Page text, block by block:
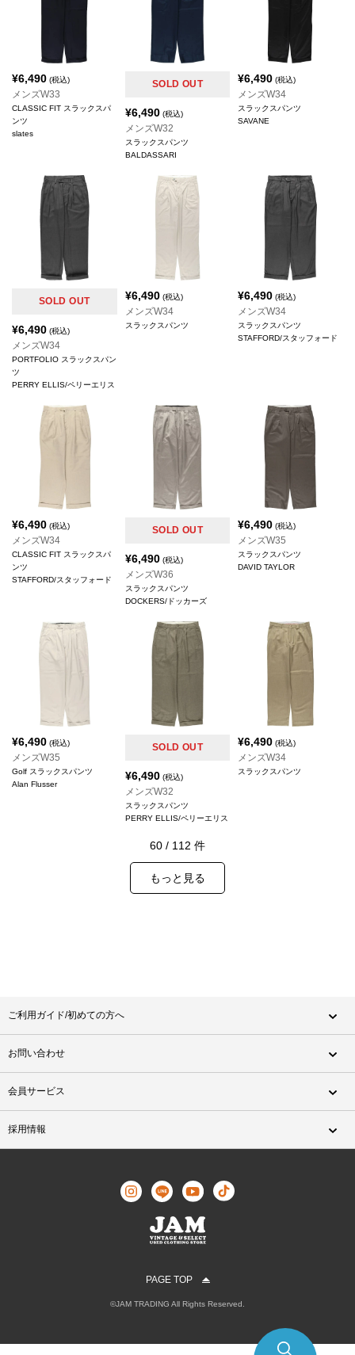
¥6,490 (税込)
メンズW33
CLASSIC FIT スラックスパ
ンツ
slates
SOLD OUT
¥6,490(税込)
メンズW32
スラックスパンツ
BALDASSARI
¥6,490 (税込)
メンズW34
スラックスパンツ
SAVANE
SOLD OUT
¥6,490 (税込)
メンズW34
PORTFOLIO スラックスパン
ツ
PERRY ELLIS/ペリーエリス
¥6,490(税込)
メンズW34
スラックスパンツ
¥6,490 (税込)
メンズW34
スラックスパンツ
STAFFORD/スタッフォード
¥6,490 (税込)
メンズW34
CLASSIC FIT スラックスパ
ンツ
STAFFORD/スタッフォード
SOLD OUT
¥6,490(税込)
メンズW36
スラックスパンツ
DOCKERS/ドッカーズ
¥6,490 (税込)
メンズW35
スラックスパンツ
DAVID TAYLOR
¥6,490 (税込)
メンズW35
Golf スラックスパンツ
Alan Flusser
SOLD OUT
¥6,490(税込)
メンズW32
スラックスパンツ
PERRY ELLIS/ペリーエリス
¥6,490 (税込)
メンズW34
スラックスパンツ
60 / 112 件
もっと見る
ご利用ガイド/初めての方へ
お問い合わせ
会員サービス
採用情報
PAGE TOP
©JAM TRADING All Rights Reserved.